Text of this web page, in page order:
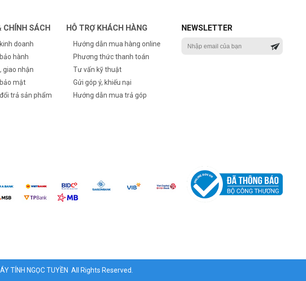
SÁCH
doanh
hành
giao nhận
mật
trả sản phẩm
HỖ TRỢ KHÁCH HÀNG
Hướng dẫn mua hàng online
Phương thức thanh toán
Tư vấn kỹ thuật
Gửi góp ý, khiếu nại
Hướng dẫn mua trả góp
NEWSLETTER
TÍNH NGỌC TUYỀN All Rights Reserved.